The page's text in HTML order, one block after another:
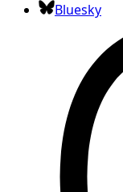
Bluesky